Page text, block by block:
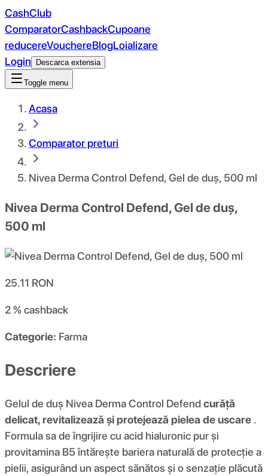
CashClub
ComparatorCashbackCupoane
reducereVouchereBlogLoializare
Login
Descarca extensia
Toggle menu
Acasa
Comparator preturi
Nivea Derma Control Defend, Gel de duș, 500 ml
Nivea Derma Control Defend, Gel de duș,
500 ml
25.11 RON
2 %cashback
Categorie: Farma
Descriere
Gelul de duș Nivea Derma Control Defendcurăță
delicat, revitalizează și protejează pielea de uscare .
Formula sa de îngrijire cu acid hialuronic pur și
provitamina B5 întărește bariera naturală de protecție a
pielii, asigurând un aspect sănătos și o senzație plăcută